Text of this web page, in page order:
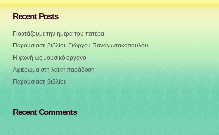
Recent Posts
Γιορτάζουμε την ημέρα του πατέρα
Παρουσίαση βιβλίου Γιώργου Παναγιωτακόπουλου
Η φωνή ως μουσικό όργανο
Αφιέρωμα στη λαϊκή παράδοση
Παρουσίαση βιβλίου
Recent Comments